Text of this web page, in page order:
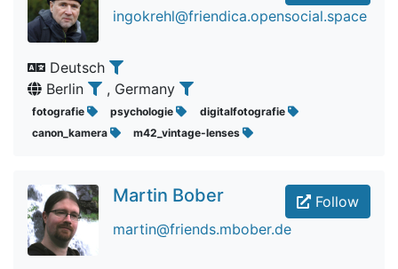
ingokrehl@friendica.opensocial.space
Deutsch
Berlin
, Germany
fotografie psychologie
digitalfotografie
canon_kamera
m42_vintage-lenses
Follow
Martin Bober
martin@friends.mbober.de